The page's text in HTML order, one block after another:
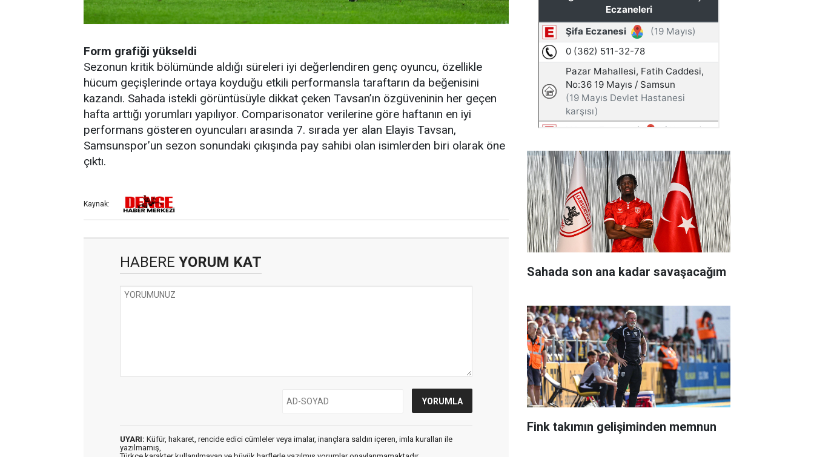
Form grafiği yükseldi
Sezonun kritik bölümünde aldığı süreleri iyi değerlendiren genç oyuncu, özellikle
hücum geçişlerinde ortaya koyduğu etkili performansla taraftarın da beğenisini
kazandı. Sahada istekli görüntüsüyle dikkat çeken Tavsan’ın özgüveninin her geçen
hafta arttığı yorumları yapılıyor. Comparisonator verilerine göre haftanın en iyi
performans gösteren oyuncuları arasında 7. sırada yer alan Elayis Tavsan,
Samsunspor’un sezon sonundaki çıkışında pay sahibi olan isimlerden biri olarak öne
çıktı.
Kaynak:
HABERE YORUM KAT
UYARI: Küfür, hakaret, rencide edici cümleler veya imalar, inançlara saldırı içeren, imla kuralları ile
yazılmamış,
Sahada son ana kadar savaşacağım
Fink takımın gelişiminden memnun